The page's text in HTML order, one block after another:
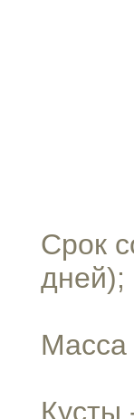
Срок
дней);
Масса
Кусты